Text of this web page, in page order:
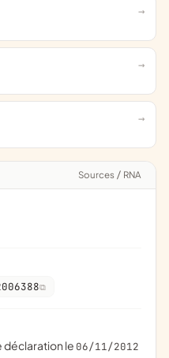
Sources / RNA
déclaration le 06/11/2012